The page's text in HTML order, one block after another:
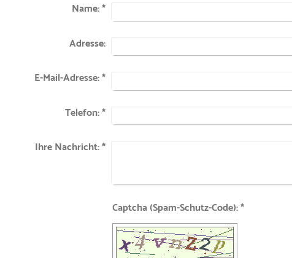
Name:*
Adresse:
E-Mail-Adresse:*
Telefon:*
Ihre Nachricht:*
Captcha (Spam-Schutz-Code): *